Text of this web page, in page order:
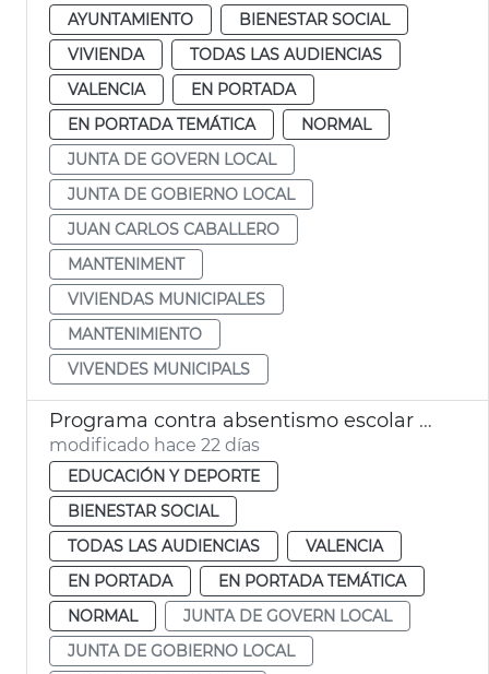
AYUNTAMIENTO
BIENESTAR SOCIAL
VIVIENDA
TODAS LAS AUDIENCIAS
VALENCIA
EN PORTADA
EN PORTADA TEMÁTICA
NORMAL
JUNTA DE GOVERN LOCAL
JUNTA DE GOBIERNO LOCAL
JUAN CARLOS CABALLERO
MANTENIMENT
VIVIENDAS MUNICIPALES
MANTENIMIENTO
VIVENDES MUNICIPALS
Programa contra absentismo escolar València
modificado hace 22 días
EDUCACIÓN Y DEPORTE
BIENESTAR SOCIAL
TODAS LAS AUDIENCIAS
VALENCIA
EN PORTADA
EN PORTADA TEMÁTICA
NORMAL
JUNTA DE GOVERN LOCAL
JUNTA DE GOBIERNO LOCAL